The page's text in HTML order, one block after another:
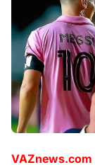
VAZnews.com